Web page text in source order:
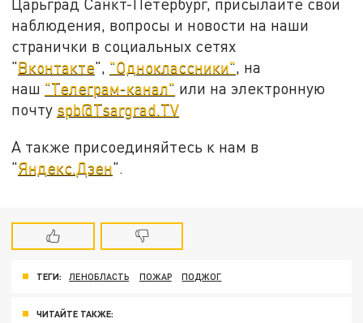
наблюдения, вопросы и новости на наши
странички в социальных сетях
"Вконтакте", "Одноклассники", на
наш "Телеграм-канал" или на электронную
почту spb@Tsargrad.TV
А также присоединяйтесь к нам в
"Яндекс.Дзен".
ТЕГИ: ЛЕНОБЛАСТЬ ПОЖАР ПОДЖОГ
ЧИТАЙТЕ ТАКЖЕ: